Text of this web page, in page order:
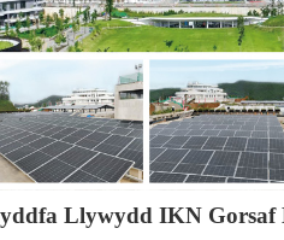
Llywydd IKN Gorsaf